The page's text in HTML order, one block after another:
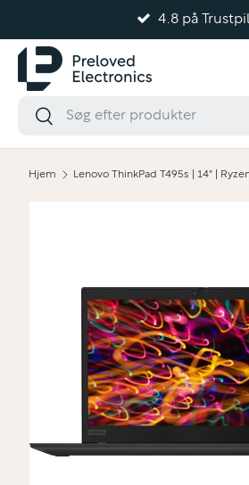
4.8 på
Hjem Lenovo ThinkPad T495s | 14" |